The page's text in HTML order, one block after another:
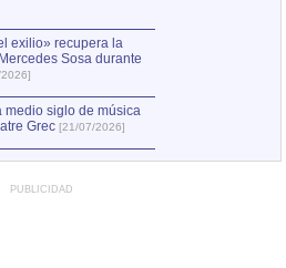
exilio» recupera la
Sosa durante
medio siglo de música
Grec [21/07/2026]
PUBLICIDAD